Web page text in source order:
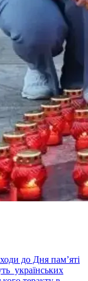
до Дня пам’яті
українських